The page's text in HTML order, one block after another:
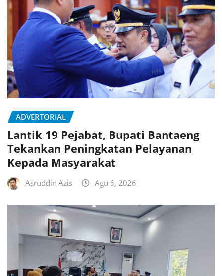
ADVERTORIAL
Lantik 19 Pejabat, Bupati Bantaeng
Tekankan Peningkatan Pelayanan
Kepada Masyarakat
Asruddin Azis Agu 6, 2026